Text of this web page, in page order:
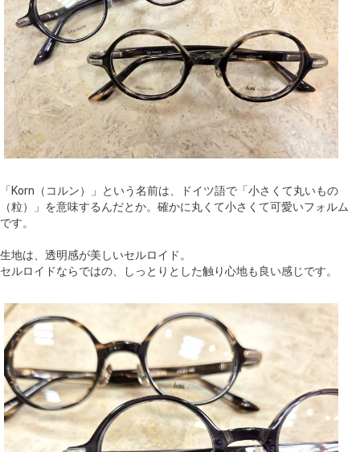
「Korn（コルン）」という名前は、ドイツ語で「小さくて丸いもの
（粒）」を意味するんだとか。確かに丸くて小さくて可愛いフォルム
です。
生地は、透明感が美しいセルロイド。
セルロイドならではの、しっとりとした触り心地も良い感じです。